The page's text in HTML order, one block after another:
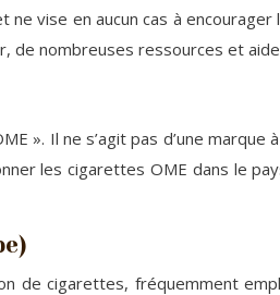
vise en aucun cas à
de nombreuses ressources et
». Il ne s’agit pas d’une
les cigarettes OME dans le
de cigarettes, fréquemment